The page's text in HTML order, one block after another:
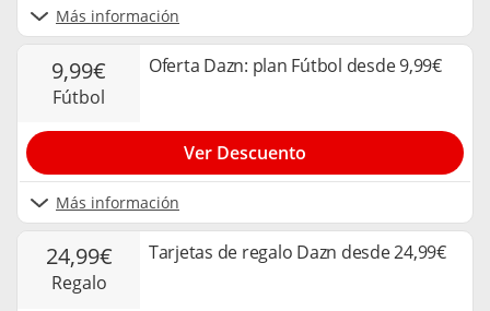
Más información
9,99€
fútbol
Oferta Dazn: plan Fútbol desde 9,99€
Más información
Ver Descuento
24,99€
regalo
Tarjetas de regalo Dazn desde 24,99€